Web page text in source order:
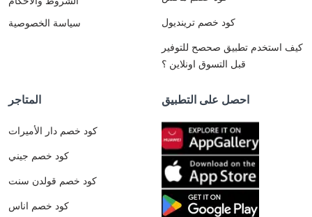
سياسة الخصوصية
كود خصم ترينديول
كيف استخدم تطبيق صحصح للتوفير
قبل التسوق اونلاين ؟
المتاجر
كود خصم دار الأميرات
كود خصم جيني
كود خصم قولدن سنت
كود خصم اناس
احصل على التطبيق